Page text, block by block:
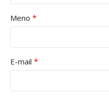
Meno *
E-mail *